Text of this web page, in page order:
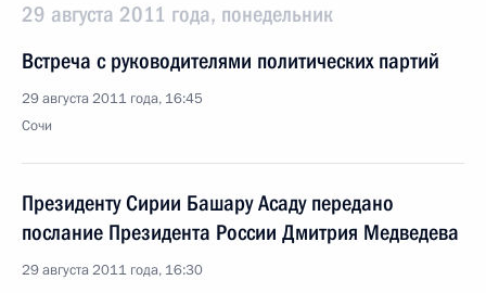
29 августа 2011 года, понедельник
Встреча с руководителями политических партий
29 августа 2011 года, 16:45
Сочи
Президенту Сирии Башару Асаду передано
послание Президента России Дмитрия Медведева
29 августа 2011 года, 16:30